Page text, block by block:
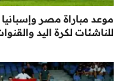
موعد مباراة مصر
للناشئات لكرة اليد